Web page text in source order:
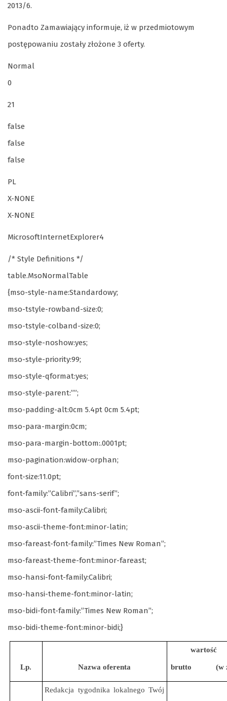
2013/6.
Ponadto Zamawiający informuje, iż w przedmiotowym
postępowaniu zostały złożone 3 oferty.
Normal
0
21
false
false
false
PL
X-NONE
X-NONE
MicrosoftInternetExplorer4
/* Style Definitions */
table.MsoNormalTable
{mso-style-name:Standardowy;
mso-tstyle-rowband-size:0;
mso-tstyle-colband-size:0;
mso-style-noshow:yes;
mso-style-priority:99;
mso-style-qformat:yes;
mso-style-parent:””;
mso-padding-alt:0cm 5.4pt 0cm 5.4pt;
mso-para-margin:0cm;
mso-para-margin-bottom:.0001pt;
mso-pagination:widow-orphan;
font-size:11.0pt;
font-family:”Calibri”,”sans-serif”;
mso-ascii-font-family:Calibri;
mso-ascii-theme-font:minor-latin;
mso-fareast-font-family:”Times New Roman”;
mso-fareast-theme-font:minor-fareast;
mso-hansi-font-family:Calibri;
mso-hansi-theme-font:minor-latin;
mso-bidi-font-family:”Times New Roman”;
mso-bidi-theme-font:minor-bidi;}
Lp. Nazwa oferenta
wartość
brutto (w
Redakcja tygodnika lokalnego Twój